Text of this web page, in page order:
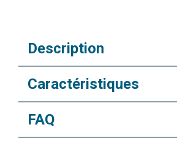
Description
Caractéristiques
FAQ